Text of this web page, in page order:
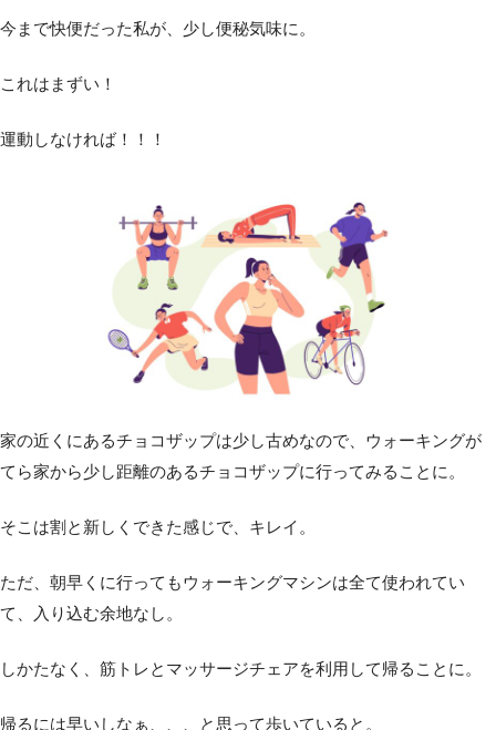
今まで快便だった私が、少し便秘気味に。
これはまずい！
運動しなければ！！！
家の近くにあるチョコザップは少し古めなので、ウォーキングが
てら家から少し距離のあるチョコザップに行ってみることに。
そこは割と新しくできた感じで、キレイ。
ただ、朝早くに行ってもウォーキングマシンは全て使われてい
て、入り込む余地なし。
しかたなく、筋トレとマッサージチェアを利用して帰ることに。
帰るには早いしなぁ、、、と思って歩いていると。